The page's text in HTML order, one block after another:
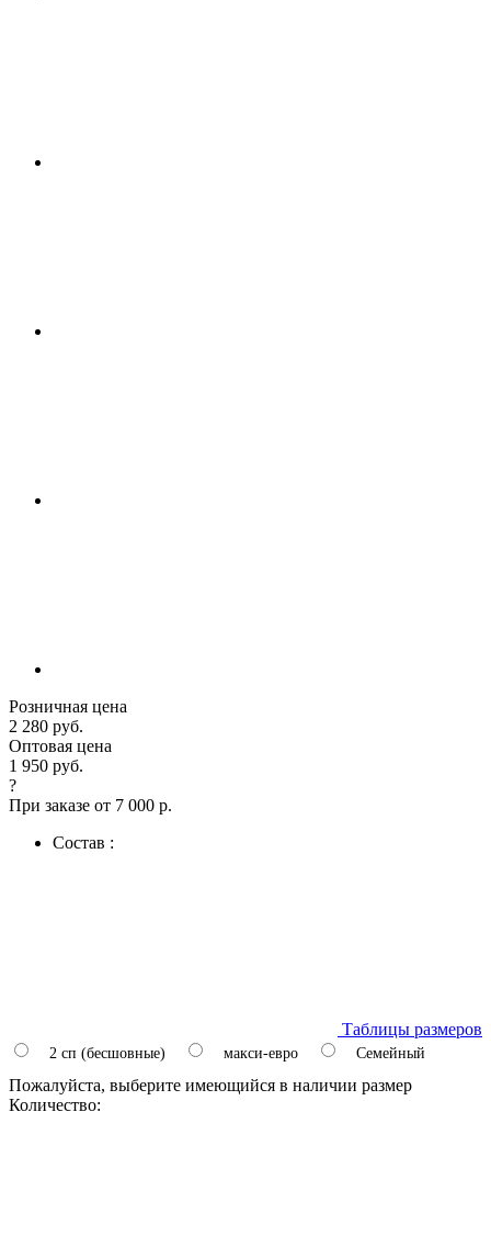
Розничная цена
2 280 руб.
Оптовая цена
1 950 руб.
?
При заказе от 7 000 р.
Состав :
Таблицы размеров
2 сп (бесшовные) макси-евро Семейный
Пожалуйста, выберите имеющийся в наличии размер
Количество: